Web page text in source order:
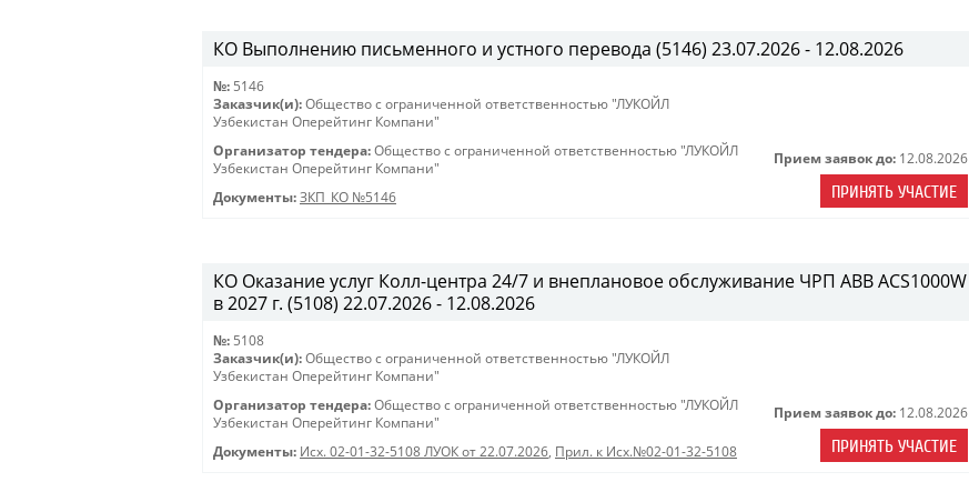
КО Выполнению письменного и устного перевода (5146) 23.07.2026 - 12.08.2026
№: 5146
Заказчик(и): Общество с ограниченной ответственностью "ЛУКОЙЛ
Узбекистан Оперейтинг Компани"
Организатор тендера: Общество с ограниченной ответственностью "ЛУКОЙЛ
Узбекистан Оперейтинг Компани"
Документы: ЗКП_КО №5146
Прием заявок до: 12.08.2026
ПРИНЯТЬ УЧАСТИЕ
КО Оказание услуг Колл-центра 24/7 и внеплановое обслуживание ЧРП АВВ ACS1000W
в 2027 г. (5108) 22.07.2026 - 12.08.2026
№: 5108
Заказчик(и): Общество с ограниченной ответственностью "ЛУКОЙЛ
Узбекистан Оперейтинг Компани"
Организатор тендера: Общество с ограниченной ответственностью "ЛУКОЙЛ
Узбекистан Оперейтинг Компани"
Документы: Исх. 02-01-32-5108 ЛУОК от 22.07.2026, Прил. к Исх.№02-01-32-5108
Прием заявок до: 12.08.2026
ПРИНЯТЬ УЧАСТИЕ